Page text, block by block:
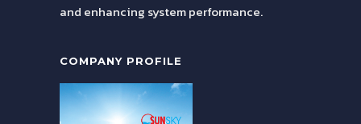
and enhancing system performance.
COMPANY PROFILE